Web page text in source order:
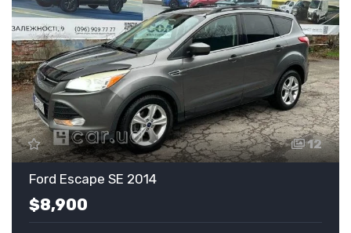
12
Ford Escape SE 2014
$8,900